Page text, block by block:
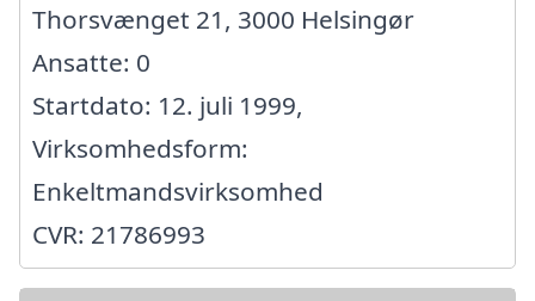
Thorsvænget 21, 3000 Helsingør
Ansatte: 0
Startdato: 12. juli 1999,
Virksomhedsform:
Enkeltmandsvirksomhed
CVR: 21786993